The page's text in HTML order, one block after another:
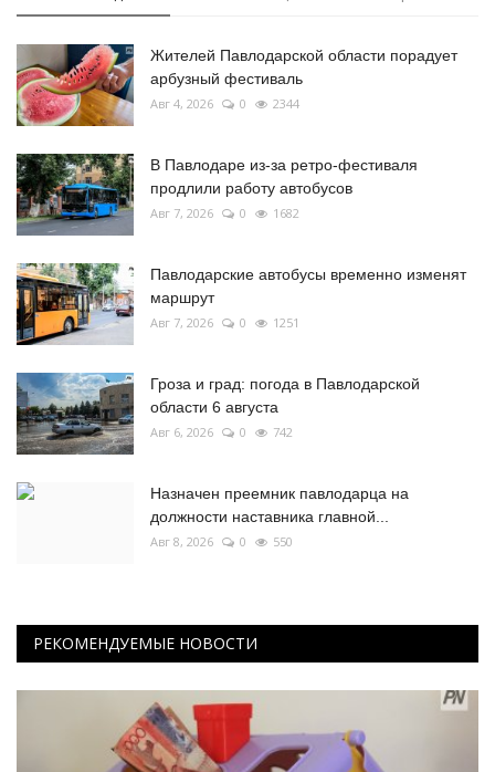
Жителей Павлодарской области порадует
арбузный фестиваль
Авг 4, 2026 0 2344
В Павлодаре из-за ретро-фестиваля
продлили работу автобусов
Авг 7, 2026 0 1682
Павлодарские автобусы временно изменят
маршрут
Авг 7, 2026 0 1251
Гроза и град: погода в Павлодарской
области 6 августа
Авг 6, 2026 0 742
Назначен преемник павлодарца на
должности наставника главной...
Авг 8, 2026 0 550
РЕКОМЕНДУЕМЫЕ НОВОСТИ